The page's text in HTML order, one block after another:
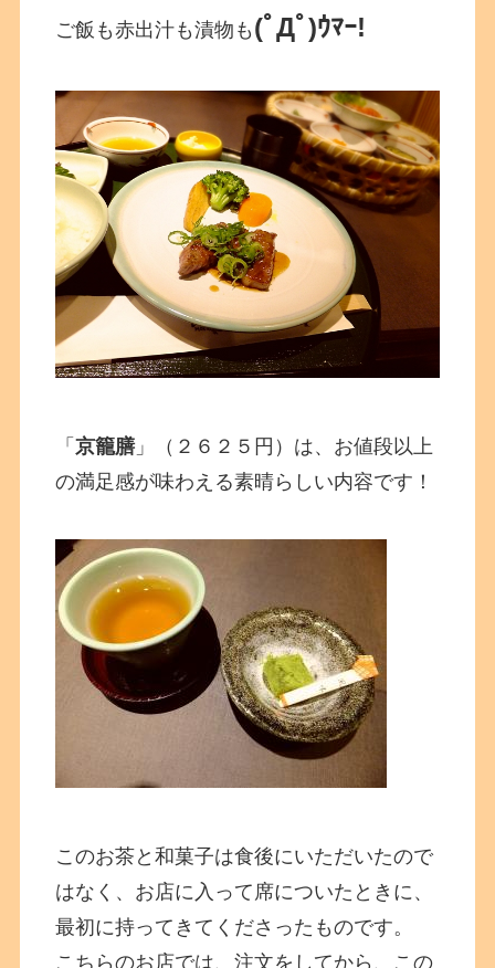
ご飯も赤出汁も漬物も (ﾟДﾟ)ｳﾏｰ!
「京籠膳」（２６２５円）は、お値段以上
の満足感が味わえる素晴らしい内容です！
このお茶と和菓子は食後にいただいたので
はなく、お店に入って席についたときに、
最初に持ってきてくださったものです。
こちらのお店では、注文をしてから、この